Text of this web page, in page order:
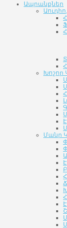
Ապրանքներ
Խոշոր
Մանր